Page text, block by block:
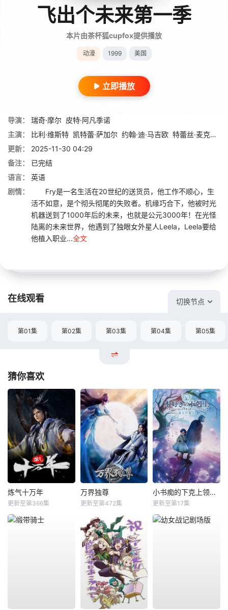
飞出个未来第一季
本片由茶杯狐cupfox提供播放
动漫 1999 美国
立即播放
导演： 瑞奇·摩尔 皮特·阿凡季诺
主演：
比利·维斯特 凯特蕾·萨加尔 约翰·迪·马吉欧 特蕾丝·麦克尼尔
更新：
2025-11-30 04:29
备注：
已完结
语言：
英语
剧情：
Fry是一名生活在20世纪的送货员，他工作不顺心，生
活不如意，是个彻头彻尾的失败者。机缘巧合下，他被时光
机器送到了1000年后的未来，也就是公元3000年！在光怪
陆离的未来世界，他遇到了独眼女外星人Leela，Leela要给
他植入职业...全文
在线观看 切换节点
第01集 第02集 第03集 第04集 第05集
猜你喜欢
炼气十万年
更新至第366集
万界独尊
更新至第472集
小书痴的下克上领主的养女
更新至第17集